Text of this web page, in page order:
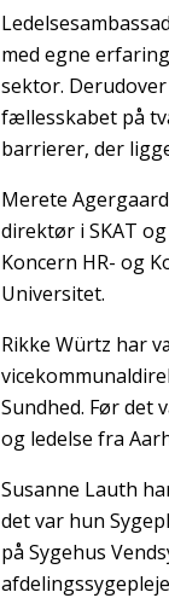
med egne
sektor.
fællesskabet på
barrierer, der
Merete
direktør i SKAT
Koncern HR- og
Universitet.
Rikke Würtz har
Sundhed. Før det
og ledelse fra
Susanne Lauth
det var hun
på Sygehus